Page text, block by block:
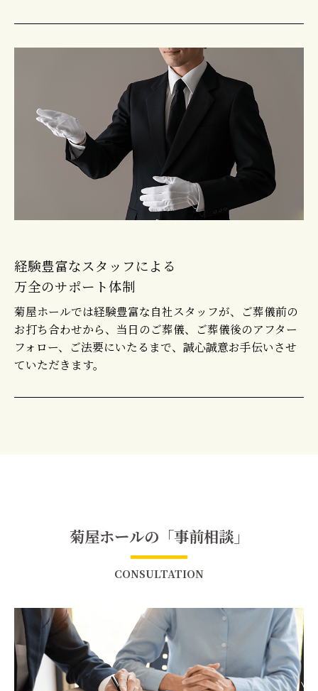
経験豊富なスタッフによる
万全のサポート体制
菊屋ホールでは経験豊富な自社スタッフが、ご葬儀前の
お打ち合わせから、当日のご葬儀、ご葬儀後のアフター
フォロー、ご法要にいたるまで、誠心誠意お手伝いさせ
ていただきます。
菊屋ホールの「事前相談」
CONSULTATION